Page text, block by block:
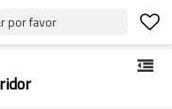
por favor